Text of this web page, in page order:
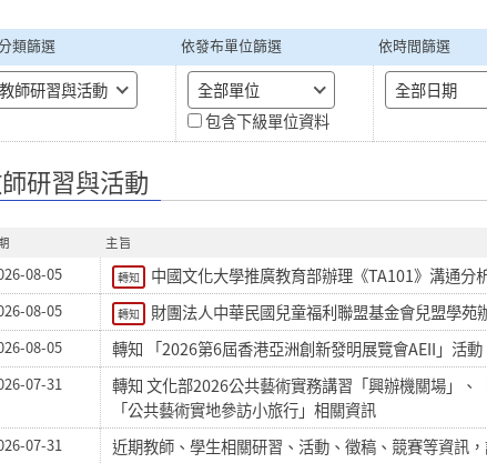
類篩選 依發布單位篩選 依時間篩選
教師研習與活動
全部單位
包含下級單位資料
全部日期
研習與活動
主旨
08-05 轉知 中國文化大學推廣教育部辦理《TA101》溝通分
08-05
轉知 財團法人中華民國兒童福利聯盟基金會兒盟學苑
08-05
轉知 「2026第6屆香港亞洲創新發明展覽會AEII」活動
07-31
轉知 文化部2026公共藝術實務講習「興辦機關場」、
「公共藝術實地參訪小旅行」相關資訊
07-31 近期教師、學生相關研習、活動、徵稿、競賽等資訊